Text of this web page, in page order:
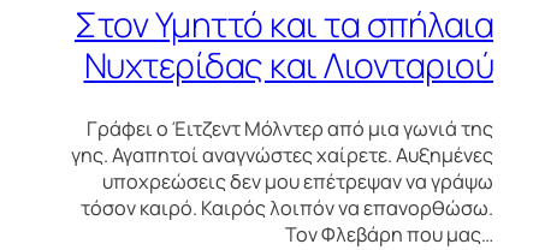
Στον Υμηττό και τα σπήλαια
Νυχτερίδας και Λιονταριού
Γράφει ο Έιτζεντ Μόλντερ από μια γωνιά της
γης. Αγαπητοί αναγνώστες χαίρετε. Αυξημένες
υποχρεώσεις δεν μου επέτρεψαν να γράψω
τόσον καιρό. Καιρός λοιπόν να επανορθώσω.
Τον Φλεβάρη που μας…